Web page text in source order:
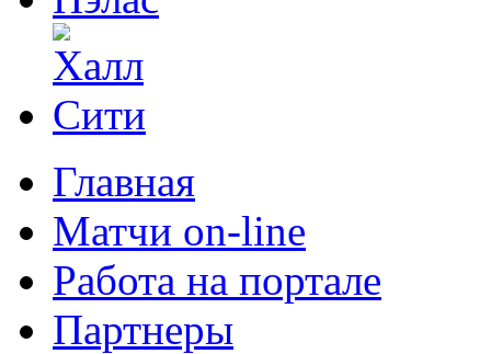
Главная
Матчи on-line
Работа на портале
Партнеры